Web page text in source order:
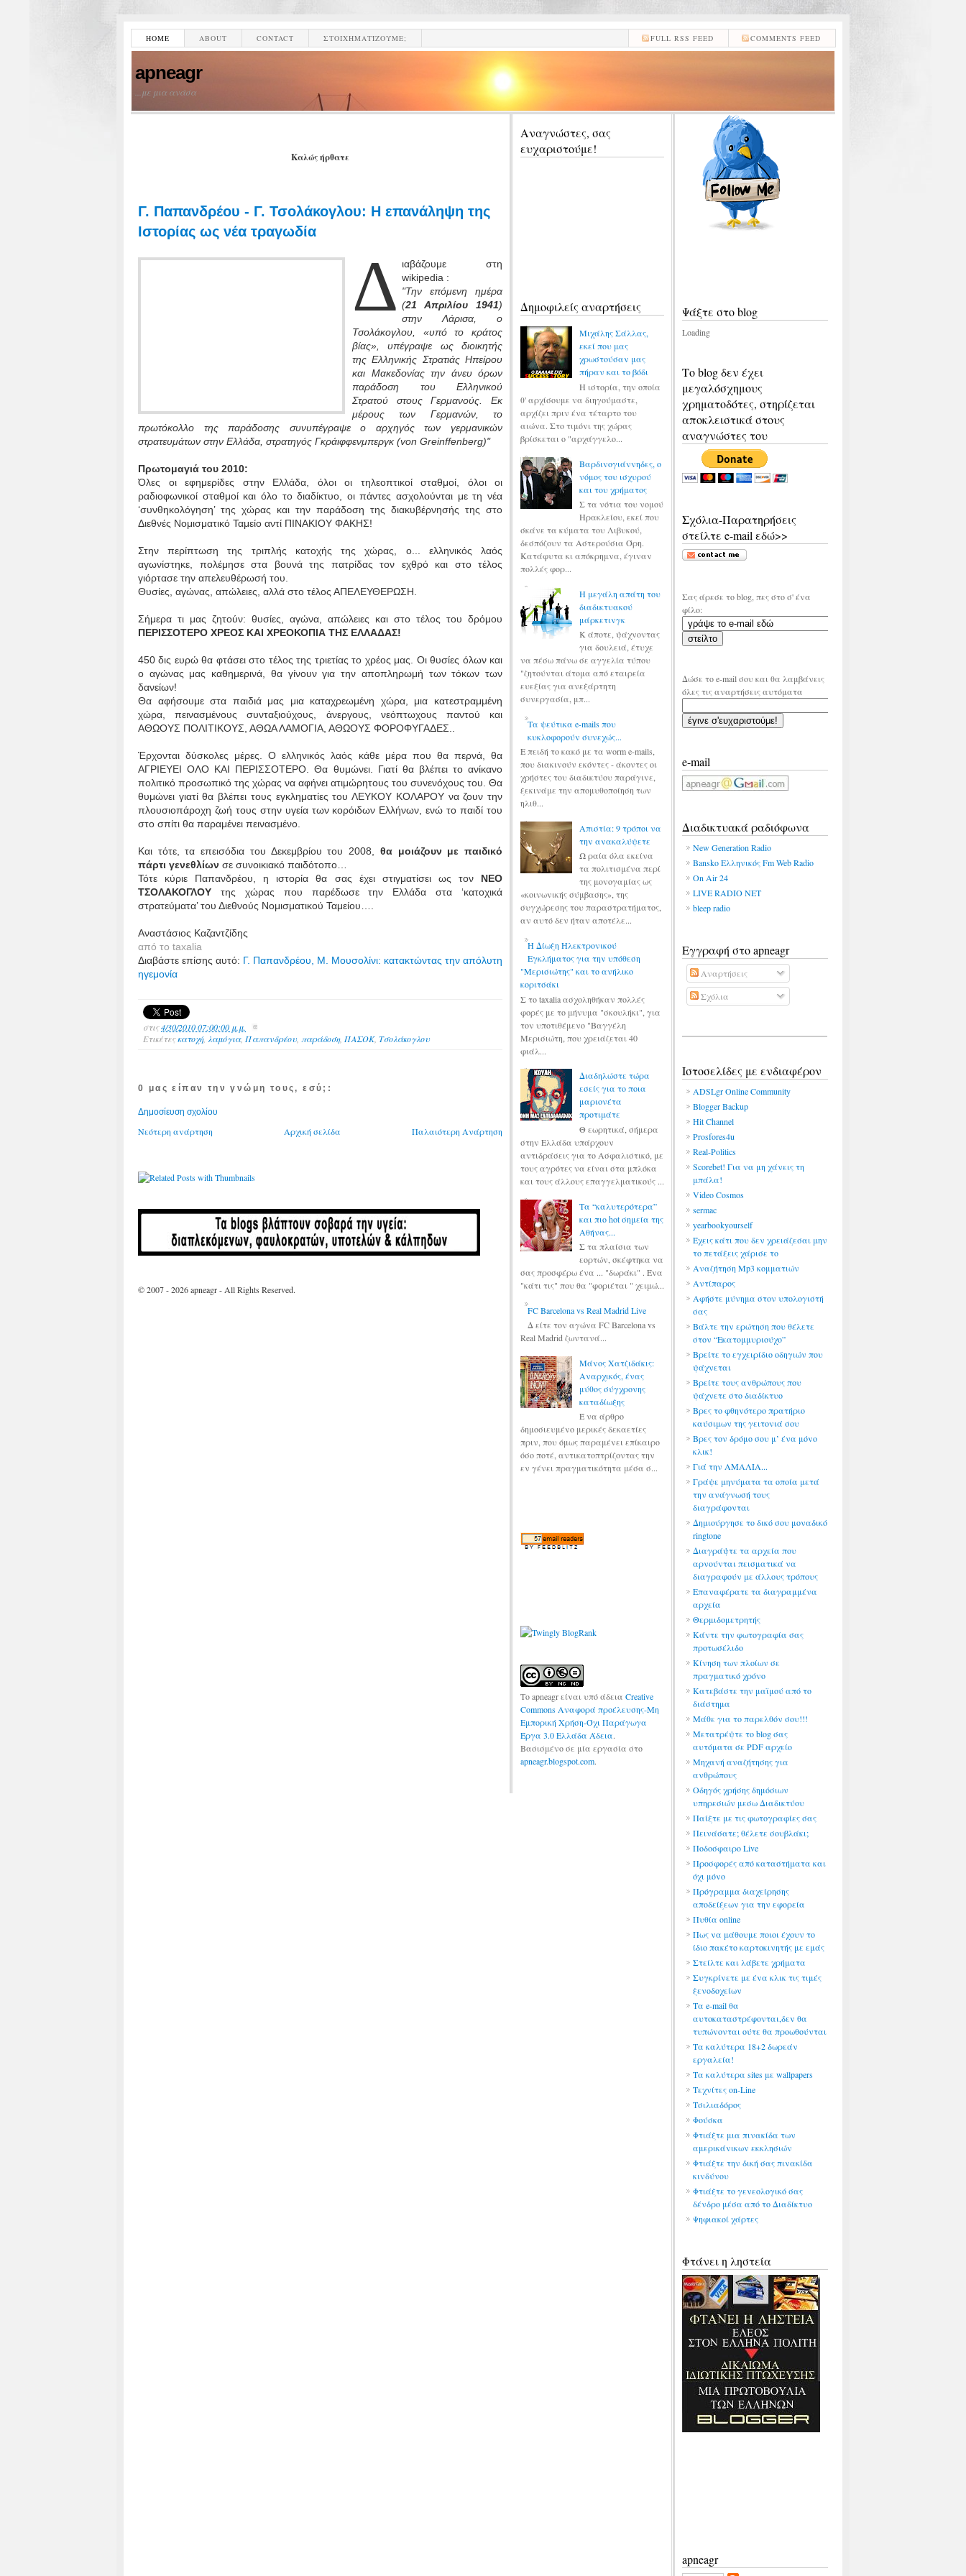
HOME ABOUT CONTACT ΣΤΟΙΧΗΜΑΤΊΖΟΥΜΕ; COMMENTS FEED
FULL RSS FEED
apneagr
...με μια ανάσα
Καλώς ήρθατε
Γ. Παπανδρέου - Γ. Τσολάκογλου: Η επανάληψη της
Ιστορίας ως νέα τραγωδία
Δ ιαβάζουμε στη
wikipedia :
"Την επόμενη ημέρα
(21 Απριλίου 1941)
στην Λάρισα, ο
Τσολάκογλου, «υπό το κράτος
βίας», υπέγραψε ως διοικητής
της Ελληνικής Στρατιάς Ηπείρου
και Μακεδονίας την άνευ όρων
παράδοση του Ελληνικού
Στρατού στους Γερμανούς. Εκ
μέρους των Γερμανών, το
πρωτόκολλο της παράδοσης συνυπέγραψε ο αρχηγός των γερμανικών
στρατευμάτων στην Ελλάδα, στρατηγός Γκράιφφενμπεργκ (von Greinffenberg)"
Πρωτομαγιά του 2010:
Όλες οι εφημερίδες στην Ελλάδα, όλοι οι τηλεοπτικοί σταθμοί, όλοι οι
ραδιοφωνικοί σταθμοί και όλο το διαδίκτυο, οι πάντες ασχολούνται με τη νέα
‘συνθηκολόγηση’ της χώρας και την παράδοση της διακυβέρνησής της στο
Διεθνές Νομισματικό Ταμείο αντί ΠΙΝΑΚΙΟΥ ΦΑΚΗΣ!
Στην περίπτωση της τριπλής κατοχής της χώρας, ο...
ελληνικός λαός
αγωνίστηκε, πολέμησε στα βουνά της πατρίδας τον εχθρό και στο τέλος
γιόρτασε την απελευθέρωσή του.
Θυσίες, αγώνας, απώλειες, αλλά στο τέλος ΑΠΕΛΕΥΘΕΡΩΣΗ.
Σήμερα τι μας ζητούν: θυσίες, αγώνα, απώλειες και στο τέλος του δρόμου
ΠΕΡΙΣΣΟΤΕΡΟ ΧΡΕΟΣ ΚΑΙ ΧΡΕΟΚΟΠΙΑ ΤΗΣ ΕΛΛΑΔΑΣ!
450 δις ευρώ θα φτάσει στο τέλος της τριετίας το χρέος μας. Οι θυσίες όλων και
ο αγώνας μας καθημερινά, θα γίνουν για την αποπληρωμή των τόκων των
δανείων!
Θα αφήσουμε στα παιδιά μας μια καταχρεωμένη χώρα, μια κατεστραμμένη
χώρα, πεινασμένους συνταξιούχους, άνεργους, νεόπτωχους παντού και
ΑΘΩΟΥΣ ΠΟΛΙΤΙΚΟΥΣ, ΑΘΩΑ ΛΑΜΟΓΙΑ, ΑΘΩΟΥΣ ΦΟΡΟΦΥΓΑΔΕΣ..
Έρχονται δύσκολες μέρες. Ο ελληνικός λαός κάθε μέρα που θα περνά, θα
ΑΓΡΙΕΥΕΙ ΟΛΟ ΚΑΙ ΠΕΡΙΣΣΟΤΕΡΟ. Θα θυμώνει. Γιατί θα βλέπει το ανίκανο
πολιτικό προσωπικό της χώρας να αφήνει ατιμώρητους του συνενόχους του. Θα
θυμώνει γιατί θα βλέπει τους εγκληματίες του ΛΕΥΚΟΥ ΚΟΛΑΡΟΥ να ζουν την
πλουσιοπάροχη ζωή τους στην υγεία των κορόιδων Ελλήνων, ενώ το παιδί του
στο σπίτι θα παραμένει πεινασμένο.
Και τότε, τα επεισόδια του Δεκεμβρίου του 2008, θα μοιάζουν με παιδικό
πάρτι γενεθλίων σε συνοικιακό παιδότοπο…
Τότε κύριε Παπανδρέου, η ιστορία θα σας έχει στιγματίσει ως τον ΝΕΟ
ΤΣΟΛΑΚΟΓΛΟΥ της χώρας που παρέδωσε την Ελλάδα στα ‘κατοχικά
στρατεύματα’ του Διεθνούς Νομισματικού Ταμείου….
Αναστάσιος Καζαντζίδης
από το taxalia
Διαβάστε επίσης αυτό: Γ. Παπανδρέου, Μ. Μουσολίνι: κατακτώντας την απόλυτη
ηγεμονία
στις4/30/2010 07:00:00 μ.μ.
Ετικέτεςκατοχή, λαμόγια, Παπανδρέου, παράδοση, ΠΑΣΟΚ, Τσολάκογλου
0 μας είπαν την γνώμη τους, εσύ;:
Δημοσίευση σχολίου
Νεότερη ανάρτηση Παλαιότερη Ανάρτηση
Αρχική σελίδα
© 2007 - 2026 apneagr - All Rights Reserved.
Ψάξτε στο blog
Loading
Το blog δεν έχει
μεγαλόσχημους
χρηματοδότες, στηρίζεται
αποκλειστικά στους
αναγνώστες του
Σχόλια-Παρατηρήσεις
στείλτε e-mail εδώ>>
Σας άρεσε το blog, πες στο σ' ένα
φίλο:
Δώσε το e-mail σου και θα λαμβάνεις
όλες τις αναρτήσεις αυτόματα
e-mail
Διαδικτυακά ραδιόφωνα
New Generation Radio
Bansko Ελληνικός Fm Web Radio
On Air 24
LIVE RADIO NET
bleep radio
Εγγραφή στο apneagr
Αναρτήσεις
Σχόλια
Ιστοσελίδες με ενδιαφέρον
ADSLgr Online Community
Blogger Backup
Hit Channel
Prosfores4u
Real-Politics
Scorebet! Για να μη χάνεις τη
μπάλα!
Video Cosmos
sermac
yearbookyourself
Έχεις κάτι που δεν χρειάζεσαι μην
το πετάξεις χάρισε το
Αναζήτηση Mp3 κομματιών
Αντίπαρος
Αφήστε μύνημα στον υπολογιστή
σας
Βάλτε την ερώτηση που θέλετε
στον “Εκατομμυριούχο”
Βρείτε το εγχειρίδιο οδηγιών που
ψάχνεται
Βρείτε τους ανθρώπους που
ψάχνετε στο διαδίκτυο
Βρες το φθηνότερο πρατήριο
καύσιμων της γειτονιά σου
Βρες τον δρόμο σου μ’ ένα μόνο
κλικ!
Γιά την ΑΜΑΛΙΑ...
Γράψε μηνύματα τα οποία μετά
την ανάγνωσή τους
διαγράφονται
Δημιούργησε το δικό σου μοναδικό
ringtone
Διαγράψτε τα αρχεία που
αρνούνται πεισματικά να
διαγραφούν με άλλους τρόπους
Επαναφέρατε τα διαγραμμένα
αρχεία
Θερμιδομετρητής
Κάντε την φωτογραφία σας
προτωσέλιδο
Κίνηση των πλοίων σε
πραγματικό χρόνο
Κατεβάστε την μαϊμού από το
διάστημα
Μάθε για το παρελθόν σου!!!
Μετατρέψτε το blog σας
αυτόματα σε PDF αρχείο
Μηχανή αναζήτησης για
ανθρώπους
Οδηγός χρήσης δημόσιων
υπηρεσιών μεσω Διαδικτύου
Παίξτε με τις φωτογραφίες σας
Πεινάσατε; θέλετε σουβλάκι;
Ποδοσφαιρο Live
Προσφορές από καταστήματα και
όχι μόνο
Πρόγραμμα διαχείρησης
αποδείξεων για την εφορεία
Πυθία online
Πως να μάθουμε ποιοι έχουν το
ίδιο πακέτο καρτοκινητής με εμάς
Στείλτε και λάβετε χρήματα
Συγκρίνετε με ένα κλικ τις τιμές
ξενοδοχείων
Τα e-mail θα
αυτοκαταστρέφονται,δεν θα
τυπώνονται ούτε θα προωθούνται
Τα καλύτερα 18+2 δωρεάν
εργαλεία!
Τα καλύτερα sites με wallpapers
Τεχνίτες on-Line
Τσιλιαδόρος
Φούσκα
Φτιάξτε μια πινακίδα των
αμερικάνικων εκκλησιών
Φτιάξτε την δική σας πινακίδα
κινδύνου
Φτιάξτε το γενεολογικό σας
δένδρο μέσα από το Διαδίκτυο
Ψηφιακοί χάρτες
Φτάνει η ληστεία
apneagr
Αναγνώστες, σας
ευχαριστούμε!
Δημοφιλείς αναρτήσεις
Μιχάλης Σάλλας,
εκεί που μας
χρωστούσαν μας
πήραν και το βόδι
Η ιστορία, την οποία
θ' αρχίσουμε να διηγούμαστε,
αρχίζει πριν ένα τέταρτο του
αιώνα. Στο τιμόνι της χώρας
βρίσκεται ο "αρχάγγελο...
Βαρδινογιάννηδες, ο
νόμος του ισχυρού
και του χρήματος
Σ τα νότια του νομού
Ηρακλείου, εκεί που
σκάνε τα κύματα του Λιβυκού,
δεσπόζουν τα Αστερούσια Όρη.
Κατάφυτα κι απόκρημνα, έγιναν
πολλές φορ...
Η μεγάλη απάτη του
διαδικτυακού
μάρκετινγκ
Κ άποτε, ψάχνοντας
για δουλειά, έτυχε
να πέσω πάνω σε αγγελία τύπου
"ζητούνται άτομα από εταιρεία
ευεξίας για ανεξάρτητη
συνεργασία, μπ...
Τα ψεύτικα e-mails που
κυκλοφορούν συνεχώς...
Ε πειδή το κακό με τα worm e-mails,
που διακινούν εκόντες - άκοντες οι
χρήστες του διαδικτύου παράγινε,
ξεκινάμε την απομυθοποίηση των
ηλιθ...
Απιστία: 9 τρόποι να
την ανακαλύψετε
Ω ραία όλα εκείνα
τα πολιτισμένα περί
της μονογαμίας ως
«κοινωνικής σύμβασης», της
συγχώρεσης του παραστρατήματος,
αν αυτό δεν ήταν αποτέλε...
Η Δίωξη Ηλεκτρονικού
Εγκλήματος για την υπόθεση
"Μερισιώτης" και το ανήλικο
κοριτσάκι
Σ το taxalia ασχοληθήκαν πολλές
φορές με το μήνυμα "σκουλήκι", για
τον υποτιθέμενο "Βαγγέλη
Μερισιώτη, που χρειάζεται 40
φιάλ...
Διαδηλώστε τώρα
εσείς για το ποια
μαριονέτα
προτιμάτε
Θ εωρητικά, σήμερα
στην Ελλάδα υπάρχουν
αντιδράσεις για το Ασφαλιστικό, με
τους αγρότες να είναι στα μπλόκα
και τους άλλους επαγγελματικούς ...
Τα “καλυτερότερα”
και πιο hot σημεία της
Αθήνας...
Σ τα πλαίσια των
εορτών, σκέφτηκα να
σας προσφέρω ένα ... "δωράκι" . Ένα
"κάτι τις" που θα "φοριέται " χειμώ...
FC Barcelona vs Real Madrid Live
Δ είτε τον αγώνα FC Barcelona vs
Real Madrid ζωντανά...
Μάνος Χατζιδάκις:
Αναρχικός, ένας
μύθος σύγχρονης
καταδίωξης
Έ να άρθρο
δημοσιευμένο μερικές δεκαετίες
πριν, που όμως παραμένει επίκαιρο
όσο ποτέ, αντικατοπτρίζοντας την
εν γένει πραγματικότητα μέσα σ...
Το apneagrείναι υπό άδεια Creative
Commons Αναφορά προέλευσης-Μη
Εμπορική Χρήση-Όχι Παράγωγα
Έργα 3.0 Ελλάδα Άδεια.
Βασισμένο σε μία εργασία στο
apneagr.blogspot.com.